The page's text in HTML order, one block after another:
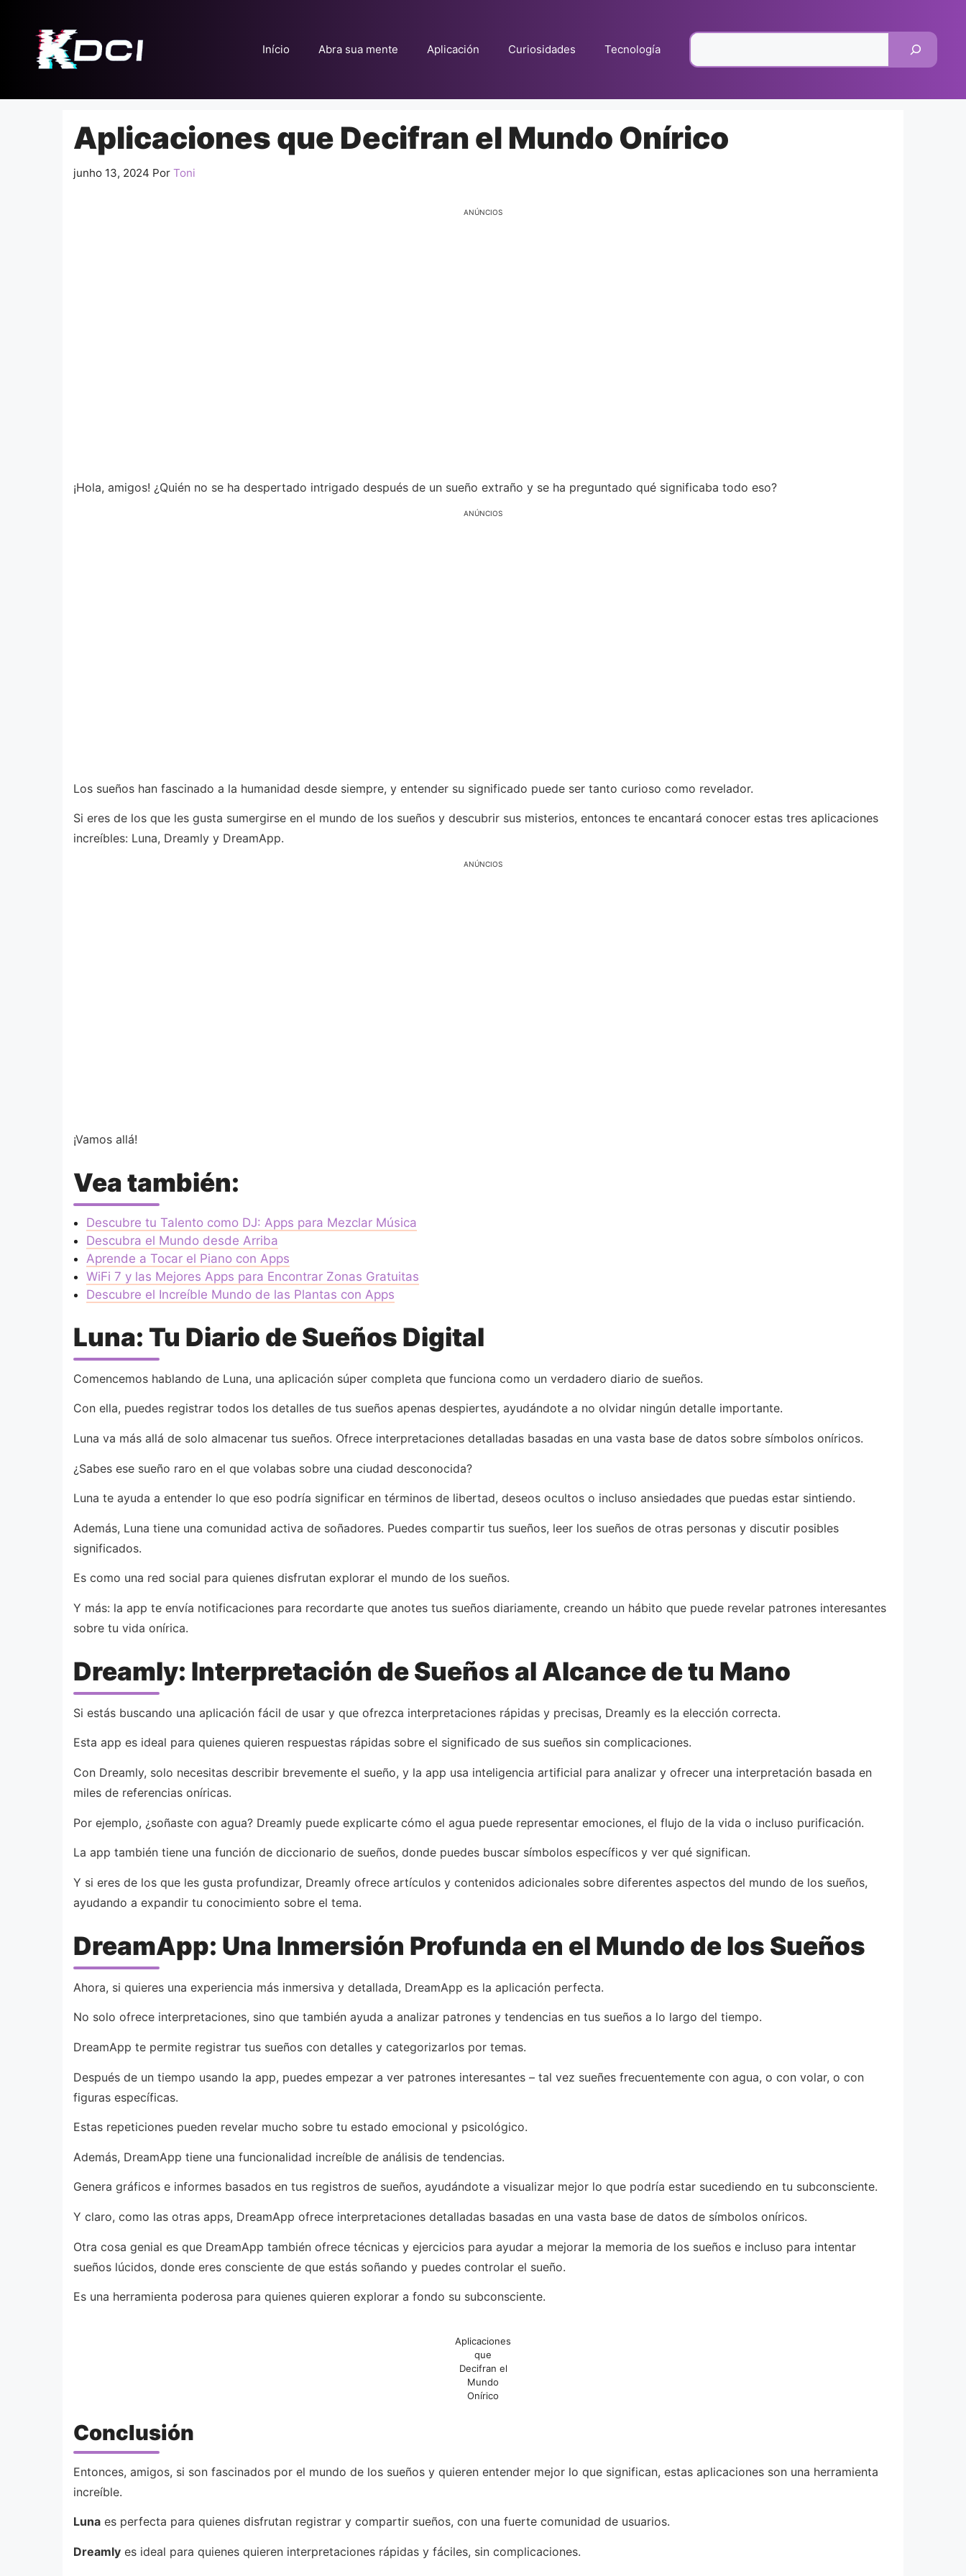
conteúdo
Início Abra sua mente Aplicación Curiosidades Tecnología
Aplicaciones que Decifran el Mundo Onírico
junho 13, 2024 Por Toni
ANÚNCIOS
¡Hola, amigos! ¿Quién no se ha despertado intrigado después de un sueño extraño y se ha preguntado qué significaba todo eso?
ANÚNCIOS
Los sueños han fascinado a la humanidad desde siempre, y entender su significado puede ser tanto curioso como revelador.
Si eres de los que les gusta sumergirse en el mundo de los sueños y descubrir sus misterios, entonces te encantará conocer estas tres aplicaciones
increíbles: Luna, Dreamly y DreamApp.
ANÚNCIOS
¡Vamos allá!
Vea también:
Descubre tu Talento como DJ: Apps para Mezclar Música
Descubra el Mundo desde Arriba
Aprende a Tocar el Piano con Apps
WiFi 7 y las Mejores Apps para Encontrar Zonas Gratuitas
Descubre el Increíble Mundo de las Plantas con Apps
Luna: Tu Diario de Sueños Digital
Comencemos hablando de Luna, una aplicación súper completa que funciona como un verdadero diario de sueños.
Con ella, puedes registrar todos los detalles de tus sueños apenas despiertes, ayudándote a no olvidar ningún detalle importante.
Luna va más allá de solo almacenar tus sueños. Ofrece interpretaciones detalladas basadas en una vasta base de datos sobre símbolos oníricos.
¿Sabes ese sueño raro en el que volabas sobre una ciudad desconocida?
Luna te ayuda a entender lo que eso podría significar en términos de libertad, deseos ocultos o incluso ansiedades que puedas estar sintiendo.
Además, Luna tiene una comunidad activa de soñadores. Puedes compartir tus sueños, leer los sueños de otras personas y discutir posibles
significados.
Es como una red social para quienes disfrutan explorar el mundo de los sueños.
Y más: la app te envía notificaciones para recordarte que anotes tus sueños diariamente, creando un hábito que puede revelar patrones interesantes
sobre tu vida onírica.
Dreamly: Interpretación de Sueños al Alcance de tu Mano
Si estás buscando una aplicación fácil de usar y que ofrezca interpretaciones rápidas y precisas, Dreamly es la elección correcta.
Esta app es ideal para quienes quieren respuestas rápidas sobre el significado de sus sueños sin complicaciones.
Con Dreamly, solo necesitas describir brevemente el sueño, y la app usa inteligencia artificial para analizar y ofrecer una interpretación basada en
miles de referencias oníricas.
Por ejemplo, ¿soñaste con agua? Dreamly puede explicarte cómo el agua puede representar emociones, el flujo de la vida o incluso purificación.
La app también tiene una función de diccionario de sueños, donde puedes buscar símbolos específicos y ver qué significan.
Y si eres de los que les gusta profundizar, Dreamly ofrece artículos y contenidos adicionales sobre diferentes aspectos del mundo de los sueños,
ayudando a expandir tu conocimiento sobre el tema.
DreamApp: Una Inmersión Profunda en el Mundo de los Sueños
Ahora, si quieres una experiencia más inmersiva y detallada, DreamApp es la aplicación perfecta.
No solo ofrece interpretaciones, sino que también ayuda a analizar patrones y tendencias en tus sueños a lo largo del tiempo.
DreamApp te permite registrar tus sueños con detalles y categorizarlos por temas.
Después de un tiempo usando la app, puedes empezar a ver patrones interesantes – tal vez sueñes frecuentemente con agua, o con volar, o con
figuras específicas.
Estas repeticiones pueden revelar mucho sobre tu estado emocional y psicológico.
Además, DreamApp tiene una funcionalidad increíble de análisis de tendencias.
Genera gráficos e informes basados en tus registros de sueños, ayudándote a visualizar mejor lo que podría estar sucediendo en tu subconsciente.
Y claro, como las otras apps, DreamApp ofrece interpretaciones detalladas basadas en una vasta base de datos de símbolos oníricos.
Otra cosa genial es que DreamApp también ofrece técnicas y ejercicios para ayudar a mejorar la memoria de los sueños e incluso para intentar
sueños lúcidos, donde eres consciente de que estás soñando y puedes controlar el sueño.
Es una herramienta poderosa para quienes quieren explorar a fondo su subconsciente.
Aplicaciones
que
Decifran el
Mundo
Onírico
Conclusión
Entonces, amigos, si son fascinados por el mundo de los sueños y quieren entender mejor lo que significan, estas aplicaciones son una herramienta
increíble.
Luna es perfecta para quienes disfrutan registrar y compartir sueños, con una fuerte comunidad de usuarios.
Dreamly es ideal para quienes quieren interpretaciones rápidas y fáciles, sin complicaciones.